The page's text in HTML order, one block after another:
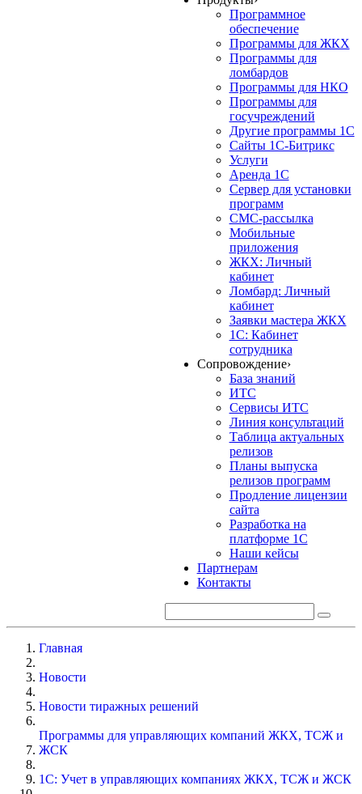
Программное
обеспечение
Программы для ЖКХ
Программы для
ломбардов
Программы для НКО
Программы для
госучреждений
Другие программы 1С
Сайты 1С-Битрикс
Услуги
Аренда 1С
Сервер для установки
программ
СМС-рассылка
Мобильные
приложения
ЖКХ: Личный
кабинет
Ломбард: Личный
кабинет
Заявки мастера ЖКХ
1С: Кабинет
сотрудника
Сопровождение›
База знаний
ИТС
Сервисы ИТС
Линия консультаций
Таблица актуальных
релизов
Планы выпуска
релизов программ
Продление лицензии
сайта
Разработка на
платформе 1С
Наши кейсы
Партнерам
Контакты
Главная
Новости
Новости тиражных решений
Программы для управляющих компаний ЖКХ, ТСЖ и
ЖСК
1С: Учет в управляющих компаниях ЖКХ, ТСЖ и ЖСК